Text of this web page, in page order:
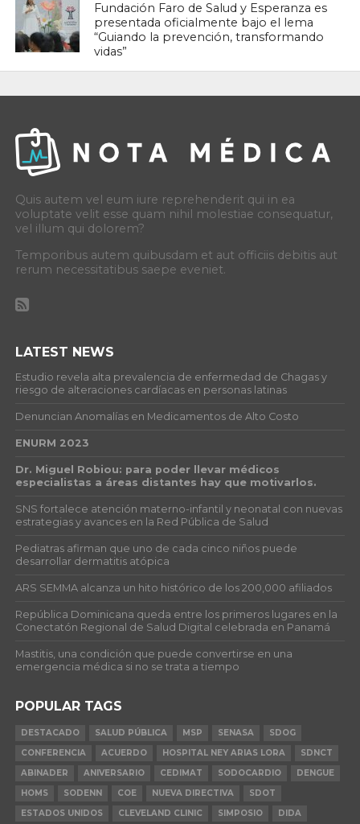
Fundación Faro de Salud y Esperanza es
presentada oficialmente bajo el lema
“Guiando la prevención, transformando
vidas”
Quis autem vel eum iure reprehenderit qui in ea
voluptate velit esse quam nihil molestiae consequatur,
vel illum qui dolorem?
Temporibus autem quibusdam et aut officiis debitis aut
rerum necessitatibus saepe eveniet.
LATEST NEWS
Estudio revela alta prevalencia de enfermedad de Chagas y
riesgo de alteraciones cardíacas en personas latinas
Denuncian Anomalías en Medicamentos de Alto Costo
ENURM 2023
Dr. Miguel Robiou: para poder llevar médicos
especialistas a áreas distantes hay que motivarlos.
SNS fortalece atención materno-infantil y neonatal con nuevas
estrategias y avances en la Red Pública de Salud
Pediatras afirman que uno de cada cinco niños puede
desarrollar dermatitis atópica
ARS SEMMA alcanza un hito histórico de los 200,000 afiliados
República Dominicana queda entre los primeros lugares en la
Conectatón Regional de Salud Digital celebrada en Panamá
Mastitis, una condición que puede convertirse en una
emergencia médica si no se trata a tiempo
POPULAR TAGS
DESTACADO SALUD PÚBLICA MSP SENASA
SDOG
CONFERENCIA
ACUERDO HOSPITAL NEY ARIAS LORA
SDNCT
ABINADER
ANIVERSARIO CEDIMAT SODOCARDIO
DENGUE
HOMS
SODENN COE NUEVA DIRECTIVA
SDOT
ESTADOS UNIDOS
CLEVELAND CLINIC SIMPOSIO DIDA